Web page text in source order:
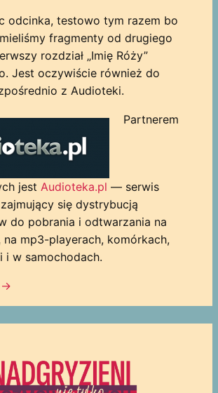
odcinka, testowo tym razem bo
fragmenty od drugiego
rozdział „Imię Róży”
Jest oczywiście również do
z Audioteki.
Partnerem
jest Audioteka.pl — serwis
się dystrybucją
do pobrania i odtwarzania na
na mp3-playerach, komórkach,
i w samochodach.
→